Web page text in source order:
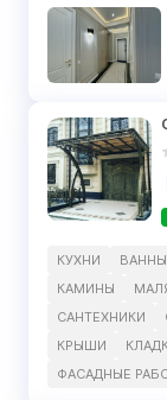
КУХНИ
КАМИНЫ
САНТЕХНИКИ
КРЫШИ
ФАСАДНЫЕ